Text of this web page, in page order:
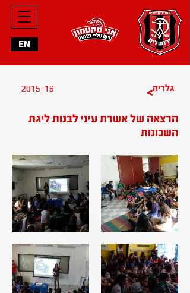
EN
2015-16 >גלריה
הרצאה של אשרת עיני לבנות ליגת
השכונות